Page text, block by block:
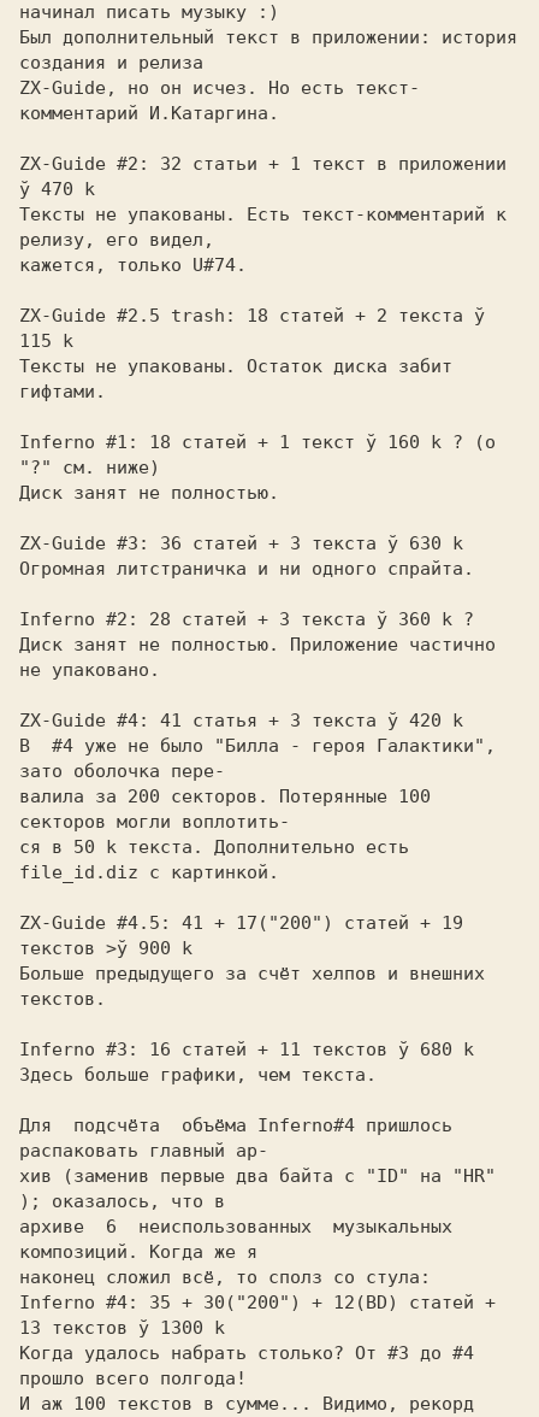
начинал писать музыку :)
Был дополнительный текст в приложении: история
создания и релиза
ZX-Guide, но он исчез. Но есть текст-
комментарий И.Катаргина.
ZX-Guide #2: 32 статьи + 1 текст в приложении
ў 470 k
Тексты не упакованы. Есть текст-комментарий к
релизу, его видел,
кажется, только U#74.
ZX-Guide #2.5 trash: 18 статей + 2 текста ў
115 k
Тексты не упакованы. Остаток диска забит
гифтами.
Inferno #1: 18 статей + 1 текст ў 160 k ? (о
"?" см. ниже)
Диск занят не полностью.
ZX-Guide #3: 36 статей + 3 текста ў 630 k
Огромная литстраничка и ни одного спрайта.
Inferno #2: 28 статей + 3 текста ў 360 k ?
Диск занят не полностью. Приложение частично
не упаковано.
ZX-Guide #4: 41 статья + 3 текста ў 420 k
В  #4 уже не было "Билла - героя Галактики",
зато оболочка пере-
валила за 200 секторов. Потерянные 100
секторов могли воплотить-
ся в 50 k текста. Дополнительно есть
file_id.diz с картинкой.
ZX-Guide #4.5: 41 + 17("200") статей + 19
текстов >ў 900 k
Больше предыдущего за счёт хелпов и внешних
текстов.
Inferno #3: 16 статей + 11 текстов ў 680 k
Здесь больше графики, чем текста.
Для  подсчёта  объёма Inferno#4 пришлось
распаковать главный ар-
хив (заменив первые два байта с "ID" на "HR"
); oказалось, что в
архиве  6  неиспользованных  музыкальных
композиций. Когда же я
наконец сложил всё, то сполз со стула:
Inferno #4: 35 + 30("200") + 12(BD) статей +
13 текстов ў 1300 k
Когда удалось набрать столько? От #3 до #4
прошло всего полгода!
И аж 100 текстов в сумме... Видимо, рекорд